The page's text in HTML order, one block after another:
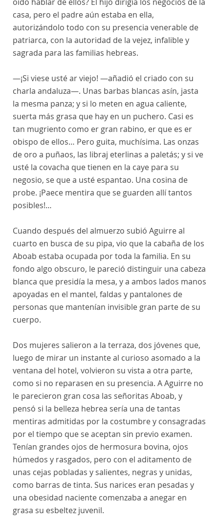
casa, pero el padre aún estaba en ella,
autorizándolo todo con su presencia venerable de
patriarca, con la autoridad de la vejez, infalible y
sagrada para las familias hebreas.
—¡Si viese usté ar viejo! —añadió el criado con su
charla andaluza—. Unas barbas blancas asín, jasta
la mesma panza; y si lo meten en agua caliente,
suerta más grasa que hay en un puchero. Casi es
tan mugriento como er gran rabino, er que es er
obispo de ellos… Pero guita, muchísima. Las onzas
de oro a puñaos, las libraj eterlinas a paletás; y si ve
usté la covacha que tienen en la caye para su
negosio, se que a usté espantao. Una cosina de
probe. ¡Paece mentira que se guarden allí tantos
posibles!…
Cuando después del almuerzo subió Aguirre al
cuarto en busca de su pipa, vio que la cabaña de los
Aboab estaba ocupada por toda la familia. En su
fondo algo obscuro, le pareció distinguir una cabeza
blanca que presidía la mesa, y a ambos lados manos
apoyadas en el mantel, faldas y pantalones de
personas que mantenían invisible gran parte de su
cuerpo.
Dos mujeres salieron a la terraza, dos jóvenes que,
luego de mirar un instante al curioso asomado a la
ventana del hotel, volvieron su vista a otra parte,
como si no reparasen en su presencia. A Aguirre no
le parecieron gran cosa las señoritas Aboab, y
pensó si la belleza hebrea sería una de tantas
mentiras admitidas por la costumbre y consagradas
por el tiempo que se aceptan sin previo examen.
Tenían grandes ojos de hermosura bovina, ojos
húmedos y rasgados, pero con el aditamento de
unas cejas pobladas y salientes, negras y unidas,
como barras de tinta. Sus narices eran pesadas y
una obesidad naciente comenzaba a anegar en
grasa su esbeltez juvenil.